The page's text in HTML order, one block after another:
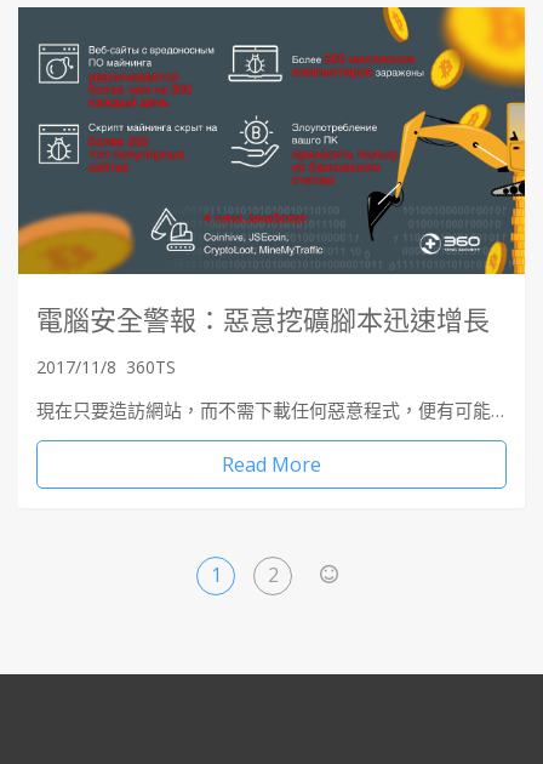
電腦安全警報：惡意挖礦腳本迅速增長
2017/11/8 360TS
現在只要造訪網站，而不需下載任何惡意程式，便有可能…
Read More
1 2